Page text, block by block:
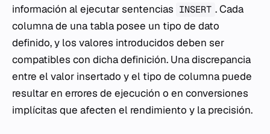
información al ejecutar sentencias INSERT . Cada
columna de una tabla posee un tipo de dato
definido, y los valores introducidos deben ser
compatibles con dicha definición. Una discrepancia
entre el valor insertado y el tipo de columna puede
resultar en errores de ejecución o en conversiones
implícitas que afecten el rendimiento y la precisión.